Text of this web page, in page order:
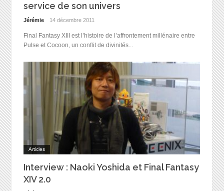
service de son univers
Jérémie 14 décembre 2011
Final Fantasy XIII est l’histoire de l’affrontement millénaire entre
Pulse et Cocoon, un conflit de divinités...
Articles
Interview : Naoki Yoshida et Final Fantasy
XIV 2.0